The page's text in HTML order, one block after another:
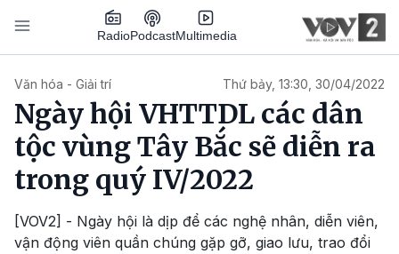
Nhảy đến nội dung
RadioPodcastMultimedia
Văn hóa - Giải trí Thứ bảy, 13:30, 30/04/2022
Ngày hội VHTTDL các dân
tộc vùng Tây Bắc sẽ diễn ra
trong quý IV/2022
[VOV2] - Ngày hội là dịp để các nghệ nhân, diễn viên,
vận động viên quần chúng gặp gỡ, giao lưu, trao đổi